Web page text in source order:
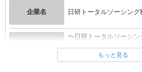
企業名 日研トータルソーシング
〜日研トータルソーシ
もっと見る